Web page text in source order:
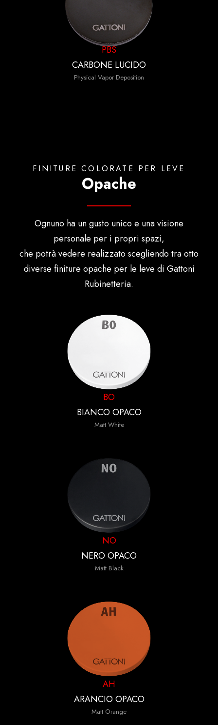
PBS
CARBONE LUCIDO
Physical Vapor Deposition
FINITURE COLORATE PER LEVE
Opache
Ognuno ha un gusto unico e una visione
personale per i propri spazi,
che potrà vedere realizzato scegliendo tra otto
diverse finiture opache per le leve di Gattoni
Rubinetteria.
BO
BIANCO OPACO
Matt White
NO
NERO OPACO
Matt Black
AH
ARANCIO OPACO
Matt Orange